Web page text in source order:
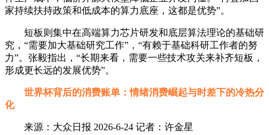
家持续扶持政策和低成本的算力底座，这都是优势”。
短板则集中在高端算力芯片研发和底层算法理论的基础研
究，“需要加大基础研究工作”，“有赖于基础科研工作者的努
力”。张毅指出，“长期来看，需要一些技术攻关来补齐短板，
形成更长远的发展优势”。
世界杯背后的消费账单：情绪消费崛起与时差下的冷热分
化
来源：大众日报 2026-6-24 记者：许金星